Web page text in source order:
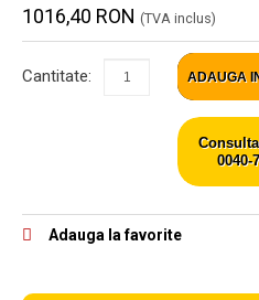
1016,40 RON (TVA inclus)
Cantitate: ADAUGA
0040-
Adauga la favorite